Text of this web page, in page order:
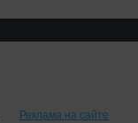
Реклама на сайте